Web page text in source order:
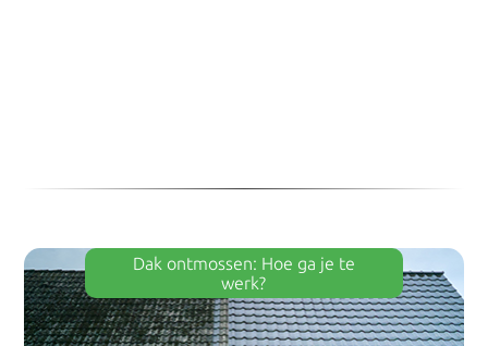
Dak ontmossen: Hoe ga je te
werk?